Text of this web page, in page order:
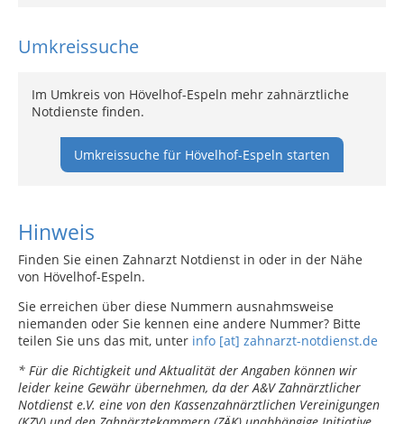
Umkreissuche
Im Umkreis von Hövelhof-Espeln mehr zahnärztliche
Notdienste finden.
Umkreissuche für Hövelhof-Espeln starten
Hinweis
Finden Sie einen Zahnarzt Notdienst in oder in der Nähe
von Hövelhof-Espeln.
Sie erreichen über diese Nummern ausnahmsweise
niemanden oder Sie kennen eine andere Nummer? Bitte
teilen Sie uns das mit, unter info [at] zahnarzt-notdienst.de
* Für die Richtigkeit und Aktualität der Angaben können wir
leider keine Gewähr übernehmen, da der A&V Zahnärztlicher
Notdienst e.V. eine von den Kassenzahnärztlichen Vereinigungen